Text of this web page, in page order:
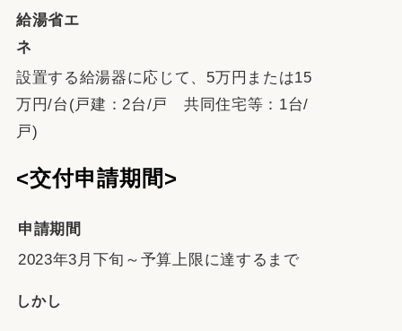
給湯省エ
ネ
設置する給湯器に応じて、5万円または15
万円/台(戸建：2台/戸 共同住宅等：1台/
戸)
<交付申請期間​>
申請期間
2023年3月下旬～予算上限に達するまで
しかし